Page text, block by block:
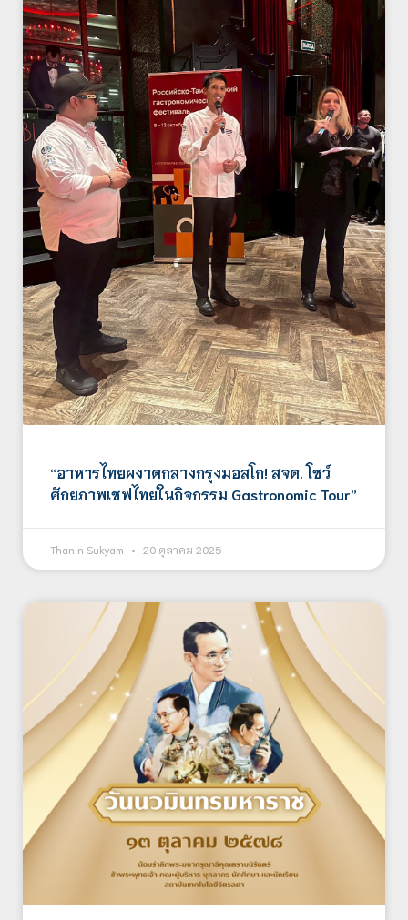
“อาหารไทยผงาดกลางกรุงมอสโก! สจด. โชว์
ศักยภาพเชฟไทยในกิจกรรม Gastronomic Tour”
Thanin Sukyam 20 ตุลาคม 2025